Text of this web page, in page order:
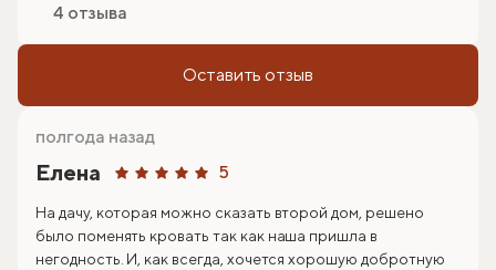
4 отзыва
Оставить отзыв
Елена 5
полгода назад
На дачу, которая можно сказать второй дом, решено
было поменять кровать так как наша пришла в
негодность. И, как всегда, хочется хорошую добротную